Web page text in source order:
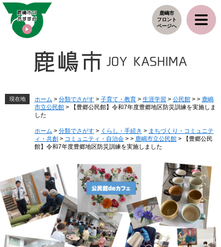
ペ
メ
鹿嶋市
フロント
ページへ
現在地 ホーム > 分類でさがす > 子育て・教育 > 生涯学習 > 公民館 > > 鹿嶋
市立公民館 >
【豊郷公民館】令和7年度豊郷地区防災訓練を実施しま
した
ホーム > 分類でさがす > くらし・手続き > まちづくり・コミュニテ
ィ・共創 > コミュニティ・自治会 > > 鹿嶋市立公民館 >
【豊郷公民
館】令和7年度豊郷地区防災訓練を実施しました